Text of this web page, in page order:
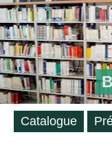
Catalogue